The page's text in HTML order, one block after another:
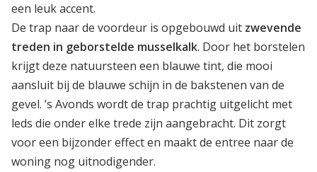
een leuk accent.
De trap naar de voordeur is opgebouwd uit zwevende
treden in geborstelde musselkalk. Door het borstelen
krijgt deze natuursteen een blauwe tint, die mooi
aansluit bij de blauwe schijn in de bakstenen van de
gevel. ’s Avonds wordt de trap prachtig uitgelicht met
leds die onder elke trede zijn aangebracht. Dit zorgt
voor een bijzonder effect en maakt de entree naar de
woning nog uitnodigender.